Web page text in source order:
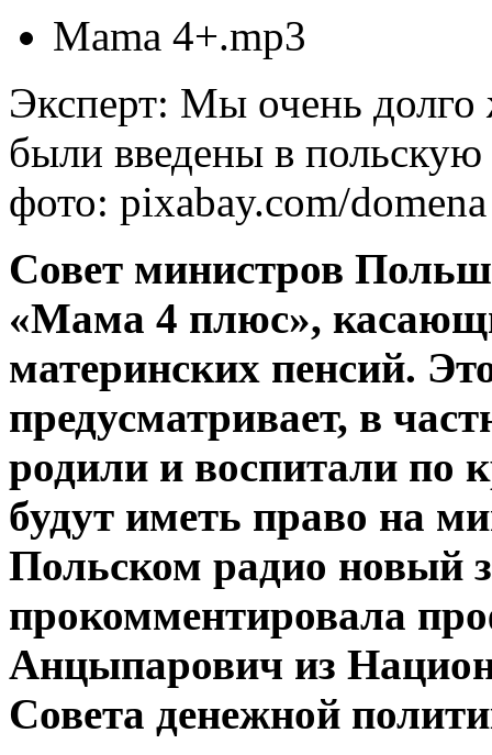
Mama 4+.mp3
Эксперт: Мы очень долго
были введены в
фото: pixabay.com/
Совет министров
«Мама 4 плюс»,
материнских пенсий.
предусматривает, в
родили и воспитали по
будут иметь право на
Польском радио новый
прокомментировала
Анцыпарович из
Совета денежной